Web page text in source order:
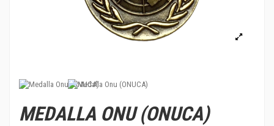
MEDALLA ONU (ONUCA)